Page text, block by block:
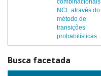
combinacionais
NCL através do
método de
transições
probabilísticas
Busca facetada